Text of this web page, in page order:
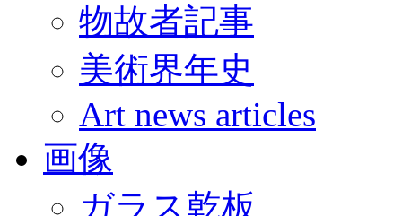
物故者記事
美術界年史
Art news articles
画像
ガラス乾板